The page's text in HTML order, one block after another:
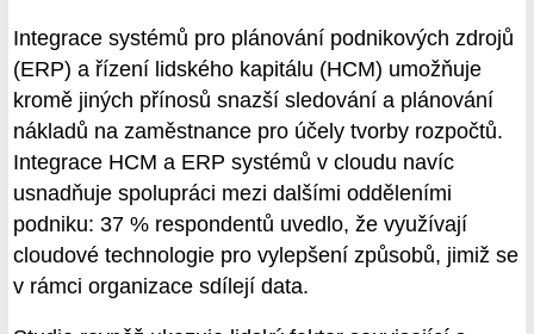
Integrace systémů pro plánování podnikových zdrojů
(ERP) a řízení lidského kapitálu (HCM) umožňuje
kromě jiných přínosů snazší sledování a plánování
nákladů na zaměstnance pro účely tvorby rozpočtů.
Integrace HCM a ERP systémů v cloudu navíc
usnadňuje spolupráci mezi dalšími odděleními
podniku: 37 % respondentů uvedlo, že využívají
cloudové technologie pro vylepšení způsobů, jimiž se
v rámci organizace sdílejí data.